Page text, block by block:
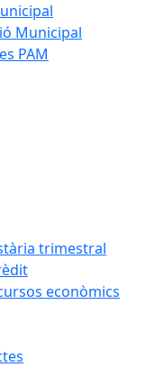
Municipal
PAM
trimestral
econòmics